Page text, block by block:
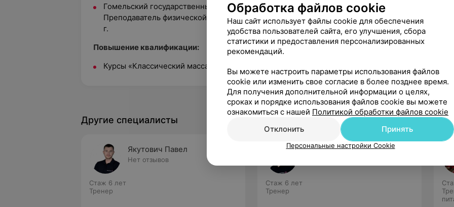
Гомельский государственный университет имени Франциска Скорины-
Преподаватель физической культуры. Физическая реабилитация. 2016
г.
Повышение квалификации:
Курсы «Классический массаж», 2019 г.
Другие специалисты
Якутович Павел
Нет отзывов
Стаж 6 лет
Тренер
Зубрицкий Александр
Стаж 6 лет
Тренер
Обработка файлов cookie
Наш сайт использует файлы cookie для обеспечения
удобства пользователей сайта, его улучшения, сбора
статистики и предоставления персонализированных
рекомендаций.
Вы можете настроить параметры использования файлов
cookie или изменить свое согласие в более позднее время.
Для получения дополнительной информации о целях,
сроках и порядке использования файлов cookie вы можете
ознакомиться с нашей Политикой обработки файлов cookie
Отклонить
Принять
Персональные настройки Cookie